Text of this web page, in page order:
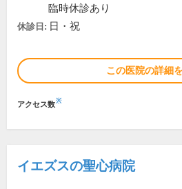
臨時休診あり
休診日: 日・祝
この医院の詳細
アクセス数※
イエズスの聖心病院